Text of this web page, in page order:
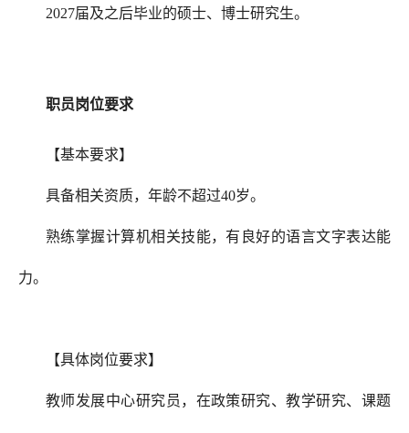
2027届及之后毕业的硕士、博士研究生。
职员岗位要求
【基本要求】
具备相关资质，年龄不超过40岁。
熟练掌握计算机相关技能，有良好的语言文字表达能
力。
【具体岗位要求】
教师发展中心研究员，在政策研究、教学研究、课题